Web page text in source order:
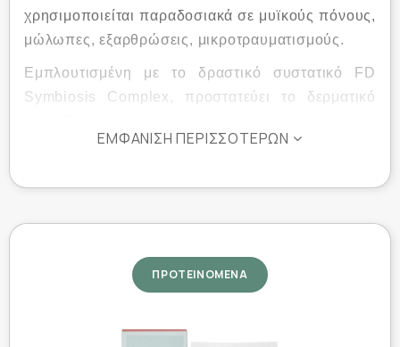
χρησιμοποιείται παραδοσιακά σε μυϊκούς πόνους,
μώλωπες, εξαρθρώσεις, μικροτραυματισμούς.
Εμπλουτισμένη με το δραστικό συστατικό FD
Symbiosis Complex, προστατεύει το δερματικό
επιδερμικού φραγμού όσο και των
του δέρματος. Επιπλέον περιέχει:
ανακουφίζουν μετά από τραυματισμούς και τη
μυϊκή καταπόνηση
καταπραϋντικές ιδιότητες και δράση
ΕΜΦΆΝΙΣΗ ΠΕΡΙΣΣΌΤΕΡΩΝ
ΠΡΟΤΕΙΝΟΜΕΝΑ